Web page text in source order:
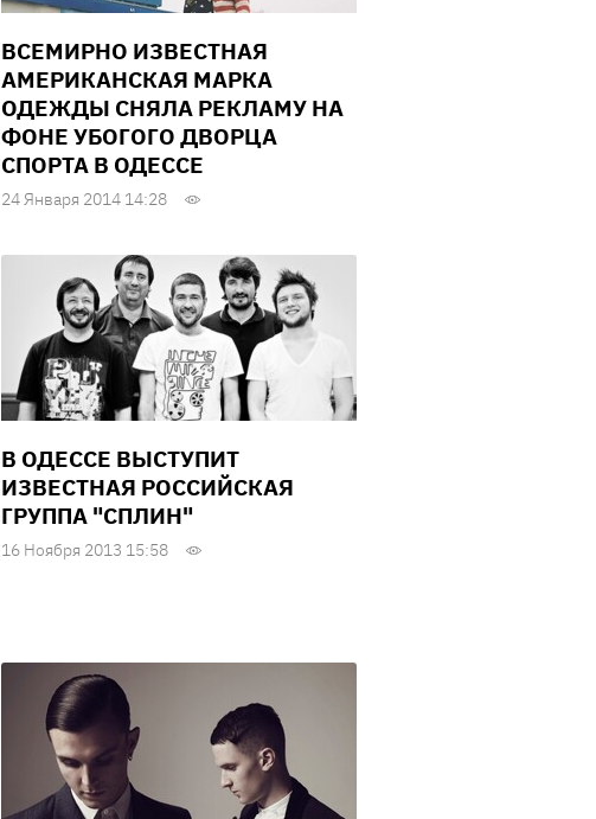
ВСЕМИРНО ИЗВЕСТНАЯ
АМЕРИКАНСКАЯ МАРКА
ОДЕЖДЫ СНЯЛА РЕКЛАМУ НА
ФОНЕ УБОГОГО ДВОРЦА
СПОРТА В ОДЕССЕ
24 Января 2014 14:28
В ОДЕССЕ ВЫСТУПИТ
ИЗВЕСТНАЯ РОССИЙСКАЯ
ГРУППА "СПЛИН"
16 Ноября 2013 15:58